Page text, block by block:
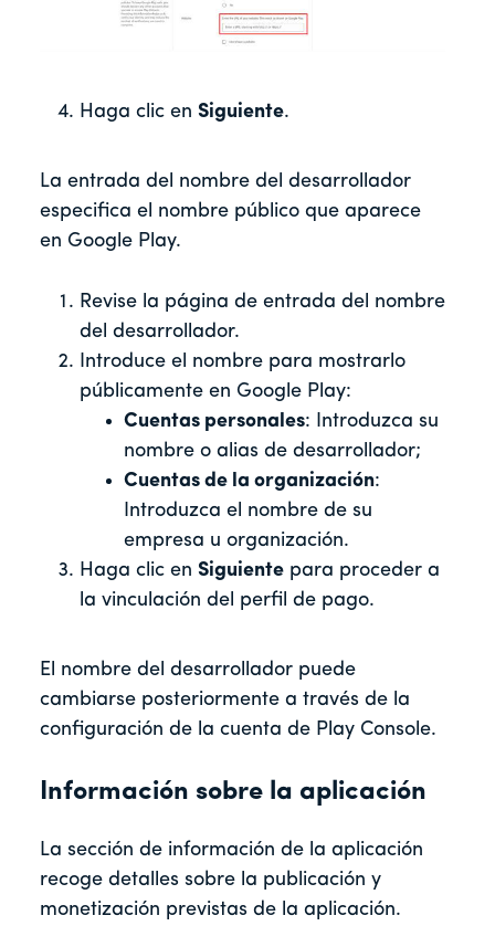
Haga clic en Siguiente.
La entrada del nombre del desarrollador
especifica el nombre público que aparece
en Google Play.
Revise la página de entrada del nombre
del desarrollador.
Introduce el nombre para mostrarlo
públicamente en Google Play:
Cuentas personales: Introduzca su
nombre o alias de desarrollador;
Cuentas de la organización:
Introduzca el nombre de su
empresa u organización.
Haga clic en Siguiente para proceder a
la vinculación del perfil de pago.
El nombre del desarrollador puede
cambiarse posteriormente a través de la
configuración de la cuenta de Play Console.
Información sobre la aplicación
La sección de información de la aplicación
recoge detalles sobre la publicación y
monetización previstas de la aplicación.